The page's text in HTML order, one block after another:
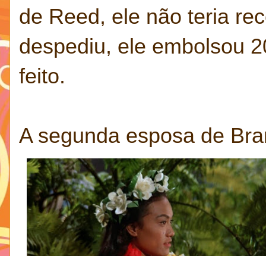
de Reed, ele não teria
despediu, ele embolsou
feito.
A segunda esposa de